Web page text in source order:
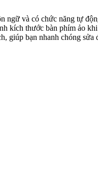
ngữ và có chức năng tự
kích thước bàn phím ảo
giúp bạn nhanh chóng sửa